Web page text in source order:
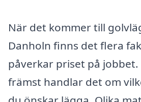
När det kommer till
Danholn finns det flera
påverkar priset på jobbet.
främst handlar det om